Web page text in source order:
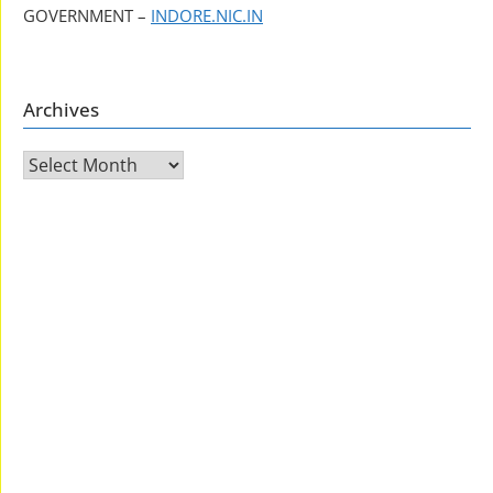
GOVERNMENT – INDORE.NIC.IN
Archives
Archives